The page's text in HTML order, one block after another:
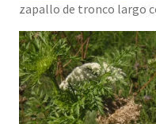
zapallo de tronco largo